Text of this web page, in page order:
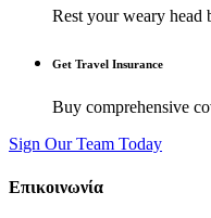
Rest your weary head
Get Travel Insurance
Buy comprehensive
Sign Our Team Today
Επικοινωνία